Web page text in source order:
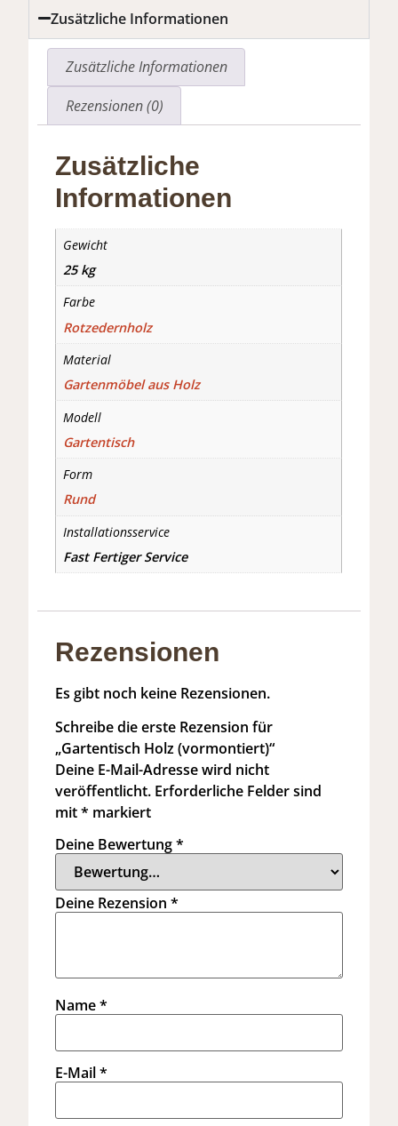
Zusätzliche Informationen
Zusätzliche Informationen
Rezensionen (0)
Zusätzliche
Informationen
Gewicht
25 kg
Farbe
Rotzedernholz
Material
Gartenmöbel aus Holz
Modell
Gartentisch
Form
Rund
Installationsservice
Fast Fertiger Service
Rezensionen
Es gibt noch keine Rezensionen.
Schreibe die erste Rezension für
„Gartentisch Holz (vormontiert)“
Deine E-Mail-Adresse wird nicht
veröffentlicht. Erforderliche Felder sind
mit* markiert
Deine Bewertung*
Deine Rezension*
Name*
E-Mail*